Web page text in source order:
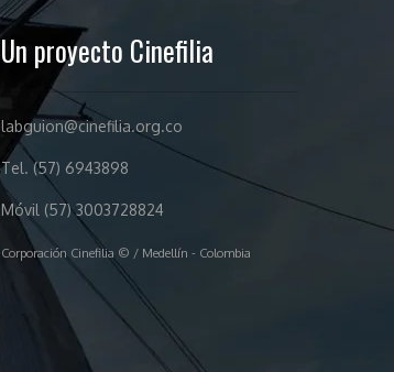
Un proyecto Cinefilia
labguion@cinefilia.org.co
Tel. (57) 6943898
Móvil (57) 3003728824
Corporación Cinefilia © / Medellín - Colombia